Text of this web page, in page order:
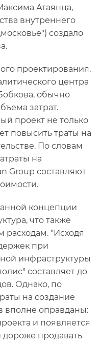
Атаянца,
внутреннего
создало
проектирования,
центра
обычно
затрат.
проект не только
повысить траты на
По словам
на
Group составляют
концепции
что также
расходам. "Исходя
при
инфраструктуры
составляет до
Однако, по
на создание
вполне оправданы:
и появляется
продавать